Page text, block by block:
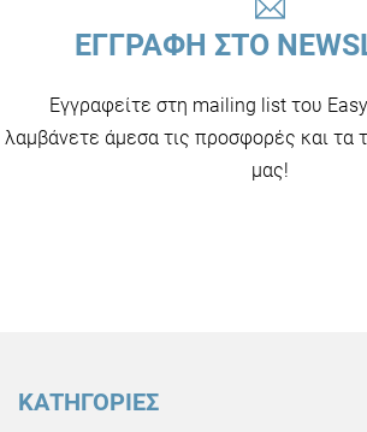
ΕΓΓΡΑΦΗ ΣΤΟ
Εγγραφείτε στη mailing list του
λαμβάνετε άμεσα τις προσφορές και τα
μας!
ΚΑΤΗΓΟΡΙΕΣ